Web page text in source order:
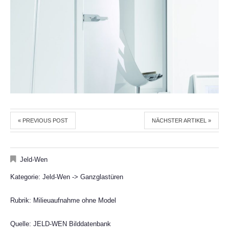
« PREVIOUS POST NÄCHSTER ARTIKEL »
Jeld-Wen
Kategorie: Jeld-Wen -> Ganzglastüren
Rubrik: Milieuaufnahme ohne Model
Quelle: JELD-WEN Bilddatenbank